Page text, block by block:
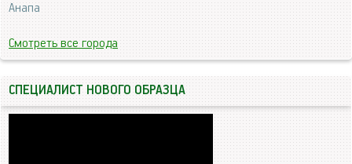
Анапа
Смотреть все города
СПЕЦИАЛИСТ НОВОГО ОБРАЗЦА